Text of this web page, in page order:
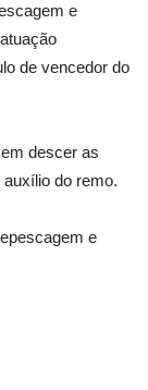
e
de vencedor do
descer as
do remo.
e